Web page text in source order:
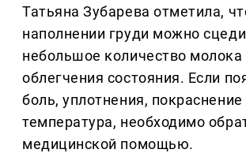
Татьяна Зубарева отметила,
наполнении груди можно
небольшое количество молока
облегчения состояния. Если
боль, уплотнения, покраснение
температура, необходимо
медицинской помощью.